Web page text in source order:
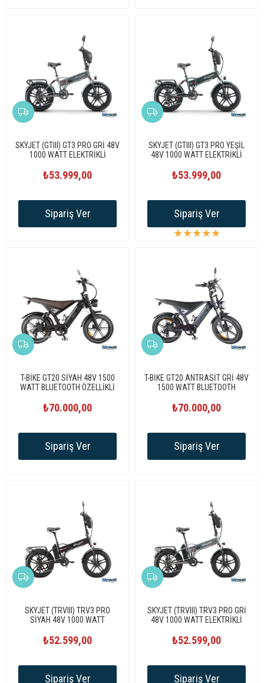
SKYJET (GTIII) GT3 PRO GRİ 48V
1000 WATT ELEKTRİKLİ
₺53.999,00
Sipariş Ver
SKYJET (GTIII) GT3 PRO YEŞİL
48V 1000 WATT ELEKTRİKLİ
★★★★★
₺53.999,00
Sipariş Ver
T-BİKE GT20 SİYAH 48V 1500
WATT BLUETOOTH ÖZELLİKLİ
₺70.000,00
Sipariş Ver
T-BİKE GT20 ANTRASİT GRİ 48V
1500 WATT BLUETOOTH
₺70.000,00
Sipariş Ver
SKYJET (TRVIII) TRV3 PRO
SİYAH 48V 1000 WATT
₺52.599,00
Sipariş Ver
SKYJET (TRVIII) TRV3 PRO GRİ
48V 1000 WATT ELEKTRİKLİ
₺52.599,00
Sipariş Ver